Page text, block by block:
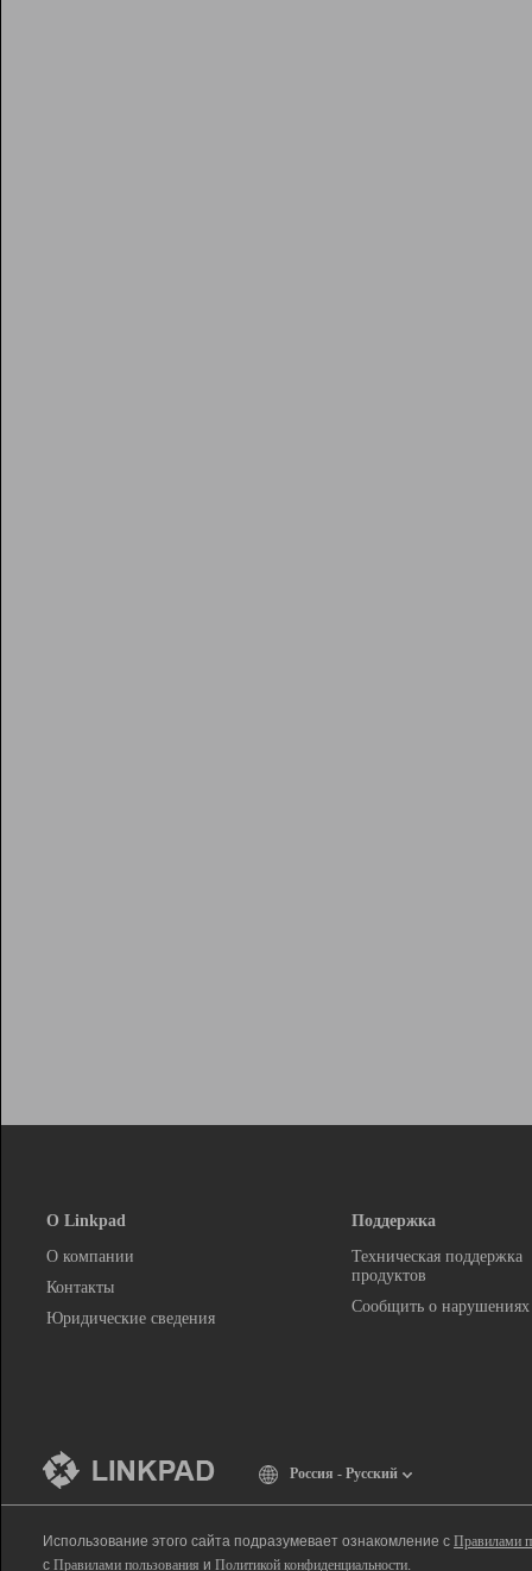
О Linkpad
О компании
Контакты
Юридические сведения
Поддержка
Техническая поддержка
продуктов
Сообщить о нарушениях
Россия - Русский
Использование этого сайта подразумевает ознакомление с Правилами
с Правилами пользования и Политикой конфиденциальности.